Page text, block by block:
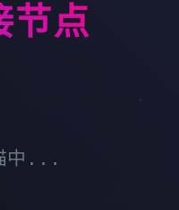
节点
中...